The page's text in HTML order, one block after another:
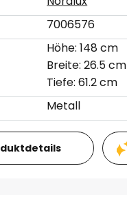
7006576
Höhe: 148 cm
Breite: 26.5 cm
Tiefe: 61.2 cm
Metall